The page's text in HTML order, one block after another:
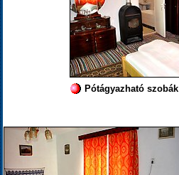
Pótágyazható szobák